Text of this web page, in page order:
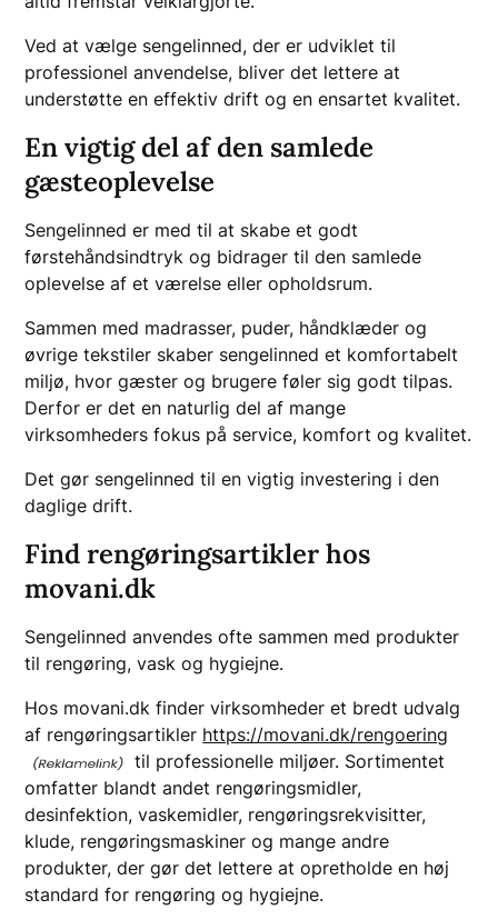
Ved at vælge sengelinned, der er udviklet til
professionel anvendelse, bliver det lettere at
understøtte en effektiv drift og en ensartet kvalitet.
En vigtig del af den samlede
gæsteoplevelse
Sengelinned er med til at skabe et godt
førstehåndsindtryk og bidrager til den samlede
oplevelse af et værelse eller opholdsrum.
Sammen med madrasser, puder, håndklæder og
øvrige tekstiler skaber sengelinned et komfortabelt
miljø, hvor gæster og brugere føler sig godt tilpas.
Derfor er det en naturlig del af mange
virksomheders fokus på service, komfort og kvalitet.
Det gør sengelinned til en vigtig investering i den
daglige drift.
Find rengøringsartikler hos
movani.dk
Sengelinned anvendes ofte sammen med produkter
til rengøring, vask og hygiejne.
Hos movani.dk finder virksomheder et bredt udvalg
af rengøringsartikler https://movani.dk/rengoering
til professionelle miljøer. Sortimentet
omfatter blandt andet rengøringsmidler,
desinfektion, vaskemidler, rengøringsrekvisitter,
klude, rengøringsmaskiner og mange andre
produkter, der gør det lettere at opretholde en høj
standard for rengøring og hygiejne.